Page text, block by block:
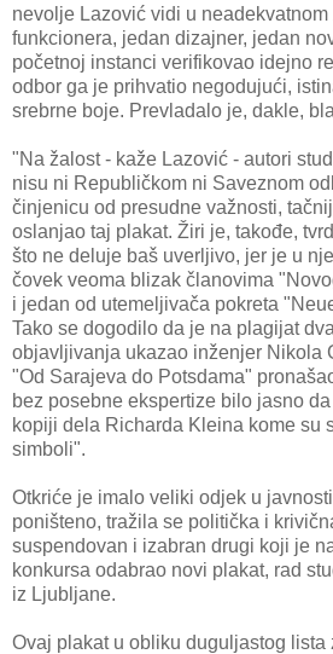
nevolje Lazović vidi u
funkcionera, jedan dizajner, jedan
početnoj instanci verifikovao idejno
odbor ga je prihvatio negodujući,
srebrne boje. Prevladalo je, dakle,
"Na žalost - kaže Lazović - autori
nisu ni Republičkom ni Saveznom
činjenicu od presudne važnosti,
oslanjao taj plakat. Žiri je, takođe,
što ne deluje baš uverljivo, jer je u
čovek veoma blizak članovima
i jedan od utemeljivača pokreta
Tako se dogodilo da je na plagijat
objavljivanja ukazao inženjer Nikola
"Od Sarajeva do Potsdama"
bez posebne ekspertize bilo jasno
kopiji dela Richarda Kleina kome su
simboli".
Otkriće je imalo veliki odjek u
poništeno, tražila se politička i
suspendovan i izabran drugi koji je
konkursa odabrao novi plakat, rad
iz Ljubljane.
Ovaj plakat u obliku duguljastog lista